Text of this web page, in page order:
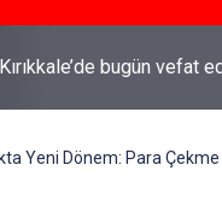
Kırıkkale’de bugün vefat
Yeni Dönem: Para